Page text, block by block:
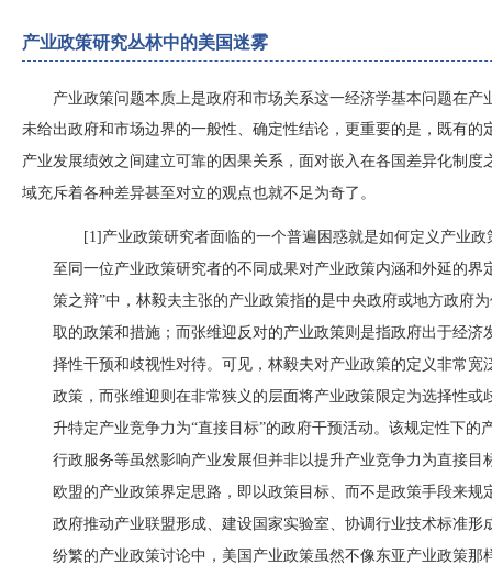
产业政策研究丛林中的美国迷雾
产业政策问题本质上是政府和市场关系这一经济学基本问题在产
未给出政府和市场边界的一般性、确定性结论，更重要的是，既有
产业发展绩效之间建立可靠的因果关系，面对嵌入在各国差异化制
域充斥着各种差异甚至对立的观点也就不足为奇了。
[1]产业政策研究者面临的一个普遍困惑就是如何定义产业
至同一位产业政策研究者的不同成果对产业政策内涵和外延的界
策之辩”中，林毅夫主张的产业政策指的是中央政府或地方政府
取的政策和措施；而张维迎反对的产业政策则是指政府出于经
择性干预和歧视性对待。可见，林毅夫对产业政策的定义非常
政策，而张维迎则在非常狭义的层面将产业政策限定为选择性
升特定产业竞争力为“直接目标”的政府干预活动。该规定性下
行政服务等虽然影响产业发展但并非以提升产业竞争力为直接
欧盟的产业政策界定思路，即以政策目标、而不是政策手段来
政府推动产业联盟形成、建设国家实验室、协调行业技术标准
纷繁的产业政策讨论中，美国产业政策虽然不像东亚产业政策